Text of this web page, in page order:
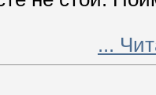
...